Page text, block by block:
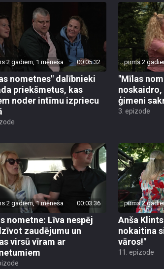
2 gadiem, 1 mēneša 00:05:32
nometnes" dalībnieki
priekšmetus, kas
noder intīmu izpriecu
pirms 2
"Mīlas
noskaidro,
ģimeni
3. epizode
2 gadiem, 1 mēneša 00:03:36
nometne: Līva nespēj
zaudējumu un
virsū vīram ar
pirms 2
Anša
nokaitina
vāros!"
11. epizode